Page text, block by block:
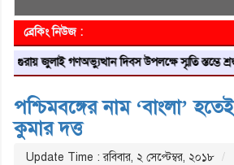
ব্রেকিং নিউজ :
গণঅভ্যুত্থান দিবস উপলক্ষে স্মৃতি স্তম্ভে শ্রদ্ধা নিবেদন
পশ্চিমবঙ্গের নাম ‘বাংলা’
কুমার দত্ত
Update Time : রবিবার, ২ সেপ্টেম্বর, ২০১৮